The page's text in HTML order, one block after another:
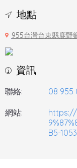
地點
955台灣台東縣鹿野
資訊
聯絡: 08 955
網站:
https://
B5-